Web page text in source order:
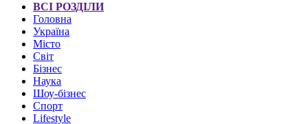
ВСІ РОЗДІЛИ
Головна
Україна
Місто
Світ
Бізнес
Наука
Шоу-бізнес
Спорт
Lifestyle